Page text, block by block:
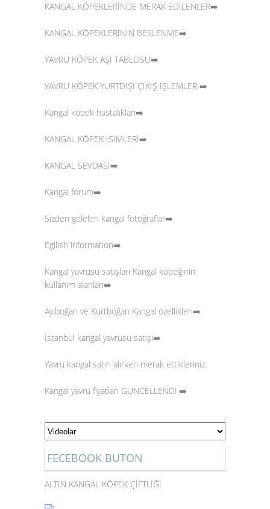
KANGAL KÖPEKLERİNDE MERAK EDİLENLER➡️
KANGAL KÖPEKLERİNİN BESLENME➡️
YAVRU KÖPEK AŞI TABLOSU➡️
YAVRU KÖPEK YURTDIŞI ÇIKIŞ İŞLEMLERİ➡️
Kangal köpek hastalıkları➡️
KANGAL KÖPEK İSİMLERİ➡️
KANGAL SEVDASI➡️
Kangal forum➡️
Sizden gelelen kangal fotoğraflar➡️
Egilish information➡️
Kangal yavrusu satışları Kangal köpeğinin
kullanım alanları➡️
Ayıboğan ve Kurtboğan Kangal özellikleri➡️
İstanbul kangal yavrusu satışı➡️
Yavru kangal satın alırken merak ettikleriniz.
Kangal yavru fiyatları GÜNCELLENDİ.➡️
FECEBOOK BUTON
ALTIN KANGAL KÖPEK ÇİFTLİĞİ